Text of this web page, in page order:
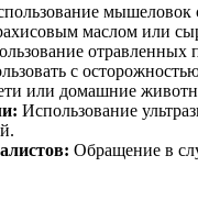
мышеловок
маслом или
отравленных
с
или домашние
Использование
Обращение в